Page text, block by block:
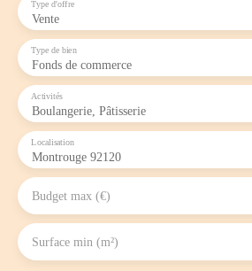
Vente
Type d'offre
Fonds de commerce
Type de bien
Boulangerie, Pâtisserie
Activités
Montrouge 92120
Localisation
Budget max (€)
Surface min (m²)